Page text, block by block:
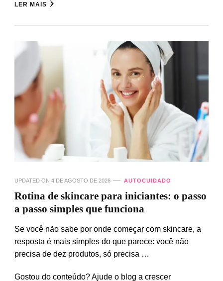
LER MAIS
UPDATED ON 4 DE AGOSTO DE 2026 AUTOCUIDADO
Rotina de skincare para iniciantes: o passo
a passo simples que funciona
Se você não sabe por onde começar com skincare, a
resposta é mais simples do que parece: você não
precisa de dez produtos, só precisa …
Gostou do conteúdo? Ajude o blog a crescer